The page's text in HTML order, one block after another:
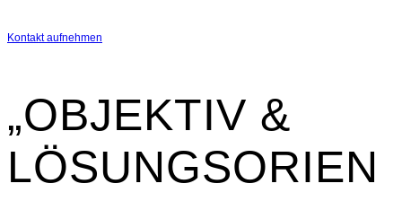
Kontakt aufnehmen
„OBJEKTIV &
LÖSUNGSORIEN